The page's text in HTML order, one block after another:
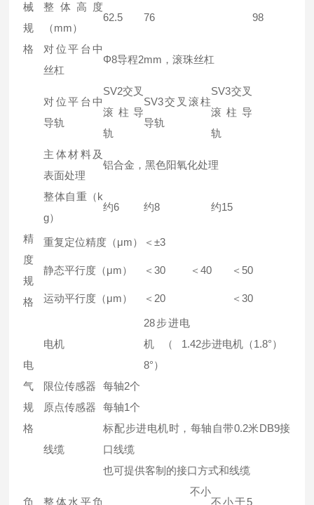
械
规
格
整体高度
（mm）
62.5 76 98
对位平台中
丝杠
Φ8导程2mm，滚珠丝杠
对位平台中
导轨
SV2交叉
滚柱导
轨
SV3交叉滚柱
导轨
SV3交叉
滚柱导
轨
主体材料及
表面处理
铝合金，黑色阳氧化处理
整体自重（k
g）
约6 约8 约15
精
度
规
格
重复定位精度（μm） ＜±3
静态平行度（μm） ＜30 ＜40 ＜50
运动平行度（μm） ＜20 ＜30
电
气
规
格
电机
28步进电
机（1.
8°）
42步进电机（1.8°）
限位传感器
每轴2个
原点传感器
每轴1个
线缆
标配步进电机时，每轴自带0.2米DB9接
口线缆
也可提供客制的接口方式和线缆
负 整体水平负
不小
不小于5